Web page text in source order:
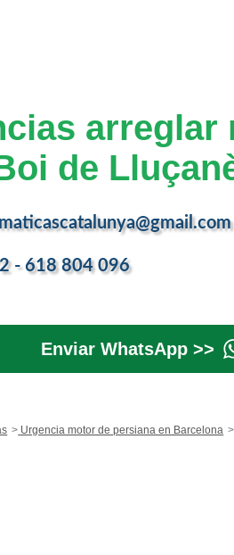
arreglar
de
- 618 804 096
Enviar WhatsApp >>
Urgencia motor de persiana en Barcelona